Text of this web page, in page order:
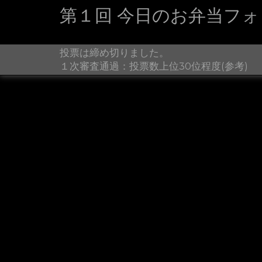
第１回 今日のお弁当フ
投票は締め切りました。
１次審査通過：投票数上位30位程度(参考)